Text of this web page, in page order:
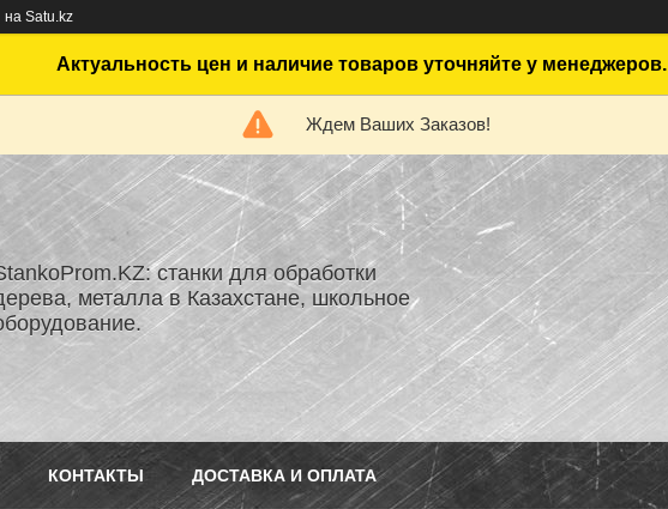
на Satu.kz
Актуальность цен и наличие товаров уточняйте у менеджеров.
Ждем Ваших Заказов!
станки для обработки
металла в Казахстане, школьное
КОНТАКТЫ ДОСТАВКА И ОПЛАТА